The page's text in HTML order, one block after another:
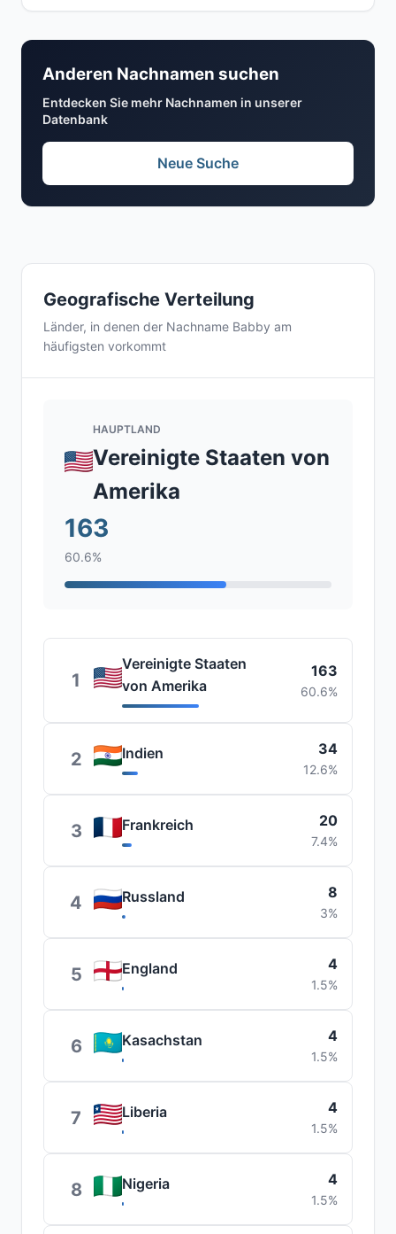
Geografische Verteilung
Länder, in denen der Nachname Babby am
häufigsten vorkommt
HAUPTLAND
Vereinigte Staaten von
Amerika
163
60.6%
1
Vereinigte Staaten
von Amerika
163
60.6%
2 Indien 34
12.6%
3 Frankreich 20
7.4%
4 Russland 8
3%
5 England 4
1.5%
6 Kasachstan 4
1.5%
7 Liberia 4
1.5%
8 Nigeria 4
1.5%
Anderen Nachnamen suchen
Entdecken Sie mehr Nachnamen in unserer
Datenbank
Neue Suche